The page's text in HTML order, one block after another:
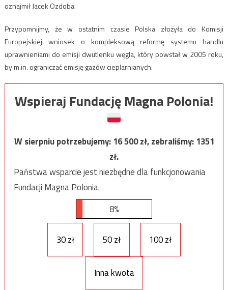
oznajmił Jacek Ozdoba.
Przypomnijmy, że w ostatnim czasie Polska złożyła do Komisji
Europejskiej wniosek o kompleksową reformę systemu handlu
uprawnieniami do emisji dwutlenku węgla, który powstał w 2005 roku,
by m.in. ograniczać emisję gazów cieplarnianych.
Wspieraj Fundację Magna Polonia!
W sierpniu potrzebujemy:16 500zł, zebraliśmy:1351
zł.
Państwa wsparcie jest niezbędne dla funkcjonowania
Fundacji Magna Polonia.
8%
30 zł 50 zł 100 zł
Inna kwota